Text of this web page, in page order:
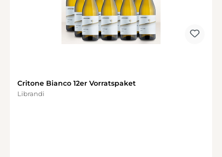
Critone Bianco 12er Vorratspaket
Librandi